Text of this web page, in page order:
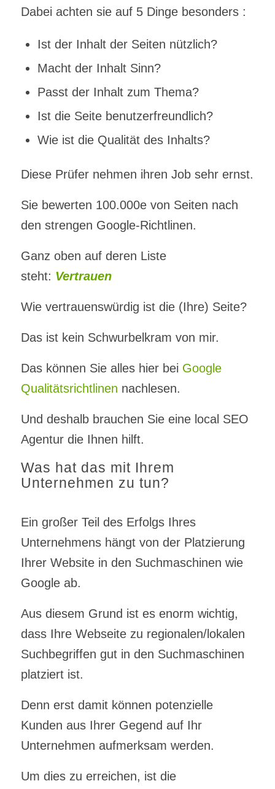
Dabei achten sie auf 5 Dinge besonders :
Ist der Inhalt der Seiten nützlich?
Macht der Inhalt Sinn?
Passt der Inhalt zum Thema?
Ist die Seite benutzerfreundlich?
Wie ist die Qualität des Inhalts?
Diese Prüfer nehmen ihren Job sehr ernst.
Sie bewerten 100.000e von Seiten nach
den strengen Google-Richtlinen.
Ganz oben auf deren Liste
steht: Vertrauen
Wie vertrauenswürdig ist die (Ihre) Seite?
Das ist kein Schwurbelkram von mir.
Das können Sie alles hier bei Google
Qualitätsrichtlinen nachlesen.
Und deshalb brauchen Sie eine local SEO
Agentur die Ihnen hilft.
Was hat das mit Ihrem
Unternehmen zu tun?
Ein großer Teil des Erfolgs Ihres
Unternehmens hängt von der Platzierung
Ihrer Website in den Suchmaschinen wie
Google ab.
Aus diesem Grund ist es enorm wichtig,
dass Ihre Webseite zu regionalen/lokalen
Suchbegriffen gut in den Suchmaschinen
platziert ist.
Denn erst damit können potenzielle
Kunden aus Ihrer Gegend auf Ihr
Unternehmen aufmerksam werden.
Um dies zu erreichen, ist die